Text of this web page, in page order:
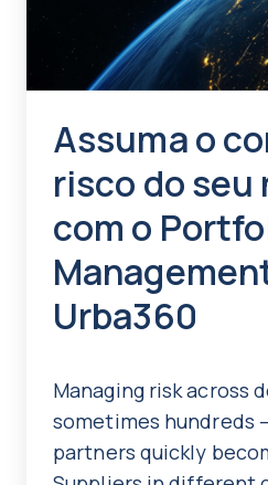
Assuma o
risco do seu
com o
Urba360
Managing risk across
sometimes hundreds
partners quickly